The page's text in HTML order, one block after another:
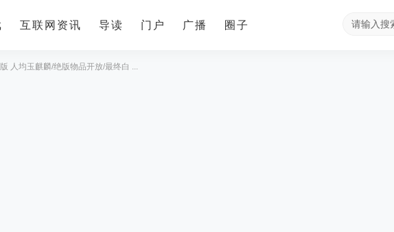
互联网资讯 导读 门户 广播 圈子
人均玉麒麟/绝版物品开放/最终白 ...